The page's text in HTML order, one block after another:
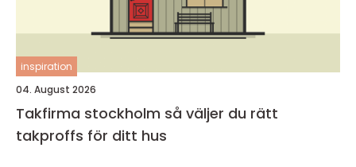
inspiration
04. August 2026
Takfirma stockholm så väljer du rätt
takproffs för ditt hus